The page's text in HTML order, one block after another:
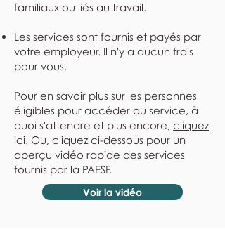
familiaux ou liés au travail.
Les services sont fournis et payés par
votre employeur. Il n'y a aucun frais
pour vous.
Pour en savoir plus sur les personnes
éligibles pour accéder au service, à
quoi s'attendre et plus encore, cliquez
ici. Ou, cliquez ci-dessous pour un
aperçu vidéo rapide des services
fournis par la PAESF.
Voir la vidéo